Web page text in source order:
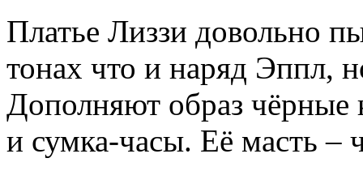
Платье Лиззи довольно
тонах что и наряд Эппл,
Дополняют образ чёрные
и сумка-часы. Её масть –